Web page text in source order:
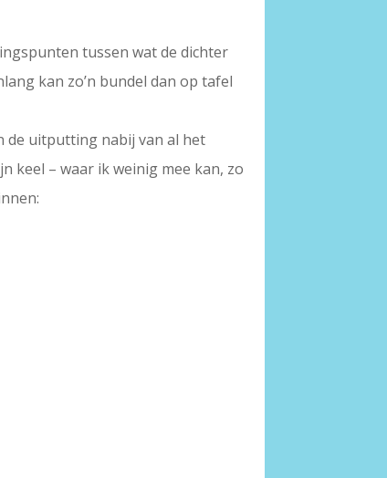
tussen wat de dichter
kan zo’n bundel dan op tafel
de uitputting nabij van al het
keel – waar ik weinig mee kan, zo